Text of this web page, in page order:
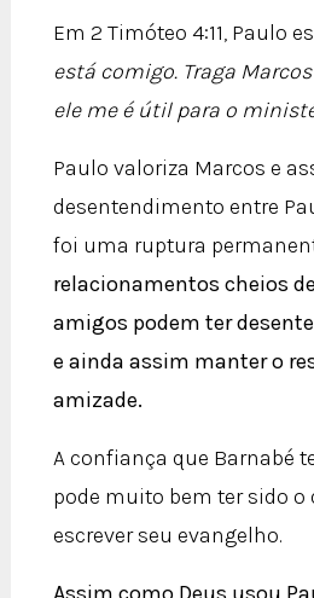
Em 2 Timóteo 4:11, Paulo
está comigo. Traga
ele me é útil para o
Paulo valoriza Marcos e
desentendimento entre
foi uma ruptura
relacionamentos cheios
amigos podem ter
e ainda assim manter o
amizade.
A confiança que Barnabé
pode muito bem ter sido o
escrever seu evangelho.